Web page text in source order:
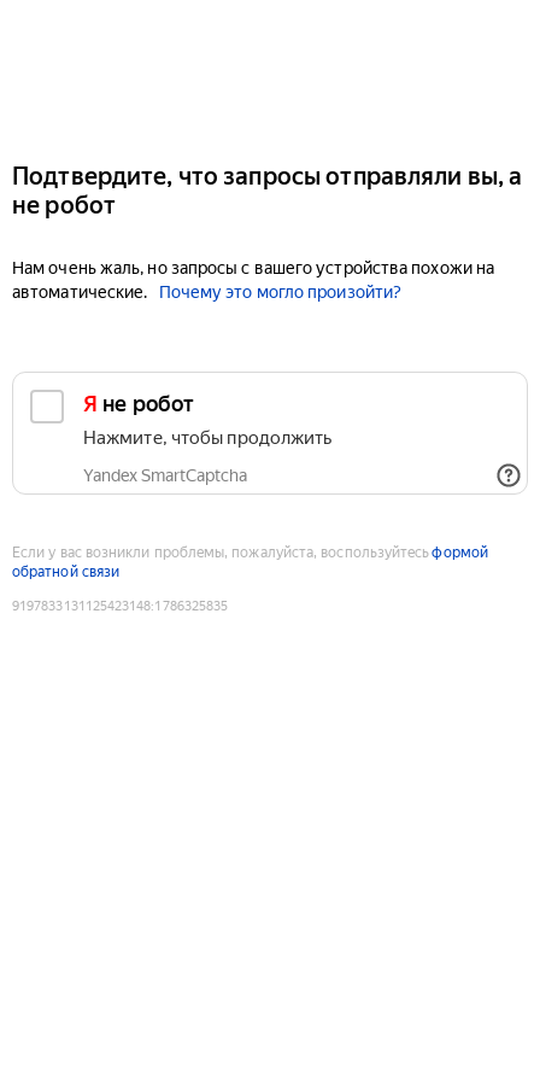
Подтвердите, что запросы отправляли вы, а
не робот
Нам очень жаль, но запросы с вашего устройства похожи на
автоматические.
Почему это могло произойти?
Я не робот
Нажмите, чтобы продолжить
Yandex SmartCaptcha
Если у вас возникли проблемы, пожалуйста, воспользуйтесьформой
обратной связи
9197833131125423148:1786325835